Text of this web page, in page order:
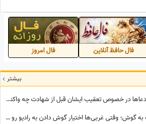
ظرف‌ها جور درنمی‌آید، همان
ظرفهای خودمان خوب است، اینها
را رد کنید
فال حافظ آنلاین فال امروز
بیشتر
خانواده شهید لاریجانی به ادعاها در خصوص تعقیب ایشان قبل از شهادت چه واکنشی نشان دادند؟
محمدرضا شاه یا غلام حلقه به گوش؛ وقتی غربی‌ها اختیار گوش دادن به رادیو رو هم از پدر ربع پهلوی گرفته بودند!+ویدیو